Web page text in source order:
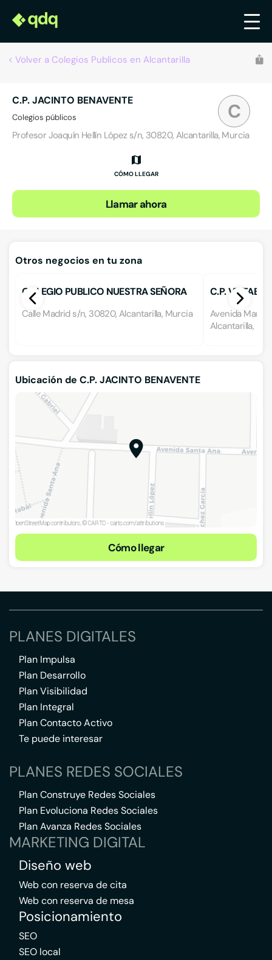
Volver a Colegios Publicos en Alcantarilla
C
C.P. JACINTO BENAVENTE
Colegios públicos
Profesor Joaquín Hellín López s/n, 30820, Alcantarilla, Murcia
CÓMO LLEGAR
Llamar ahora
Otros negocios en tu zona
COLEGIO PUBLICO NUESTRA SEÑORA
DE LA SALUD
Calle Madrid s/n, 30820, Alcantarilla, Murcia
C.P.
Avenida
Alcantarilla,
Ubicación de C.P. JACINTO BENAVENTE
Cómo llegar
PLANES DIGITALES
Plan Impulsa
Plan Desarrollo
Plan Visibilidad
Plan Integral
Plan Contacto Activo
Te puede interesar
PLANES REDES SOCIALES
Plan Construye Redes Sociales
Plan Evoluciona Redes Sociales
Plan Avanza Redes Sociales
MARKETING DIGITAL
Diseño web
Web con reserva de cita
Web con reserva de mesa
Posicionamiento
SEO
SEO local